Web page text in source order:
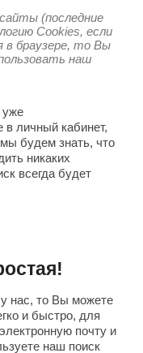
(последние
Cookies, если
в браузере, то Вы
наш
уже
в личный кабинет,
будем знать, что
никаких
всегда будет
нас, то Вы можете
и быстро, для
почту и
наш поиск